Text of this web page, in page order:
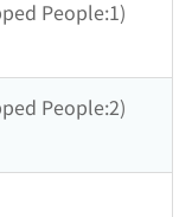
People:1)
People:2)